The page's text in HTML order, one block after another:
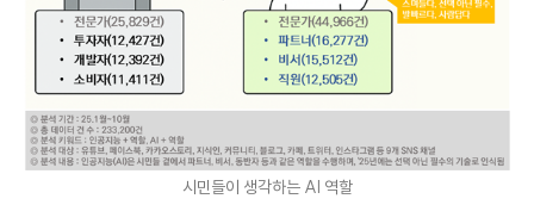
시민들이 생각하는 AI 역할